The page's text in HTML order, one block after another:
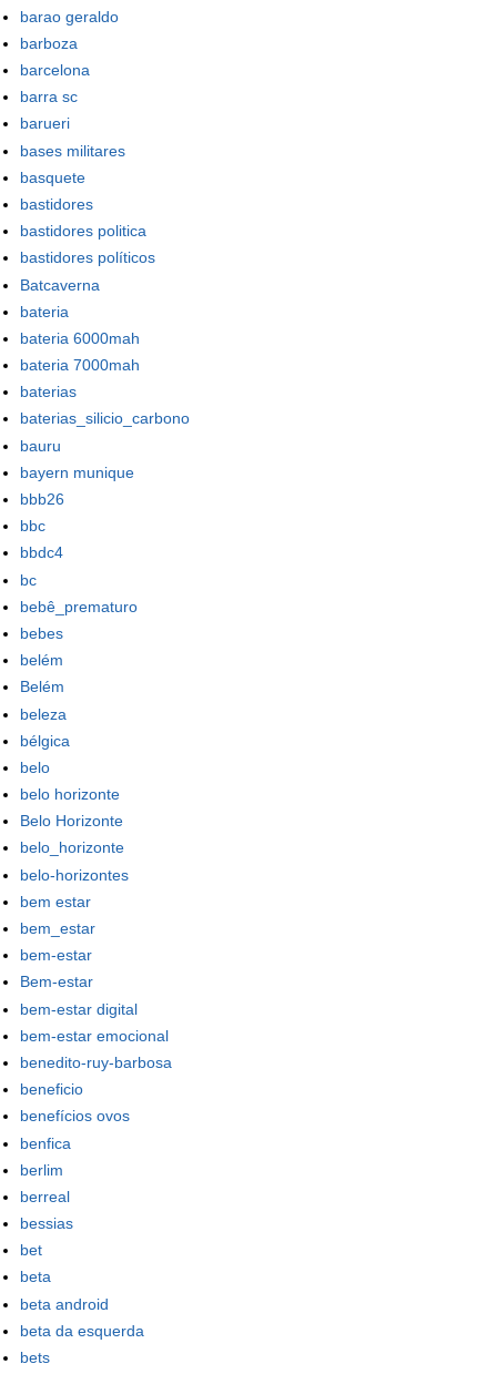
barao geraldo
barboza
barcelona
barra sc
barueri
bases militares
basquete
bastidores
bastidores politica
bastidores políticos
Batcaverna
bateria
bateria 6000mah
bateria 7000mah
baterias
baterias_silicio_carbono
bauru
bayern munique
bbb26
bbc
bbdc4
bc
bebê_prematuro
bebes
belém
Belém
beleza
bélgica
belo
belo horizonte
Belo Horizonte
belo_horizonte
belo-horizontes
bem estar
bem_estar
bem-estar
Bem-estar
bem-estar digital
bem-estar emocional
benedito-ruy-barbosa
beneficio
benefícios ovos
benfica
berlim
berreal
bessias
bet
beta
beta android
beta da esquerda
bets